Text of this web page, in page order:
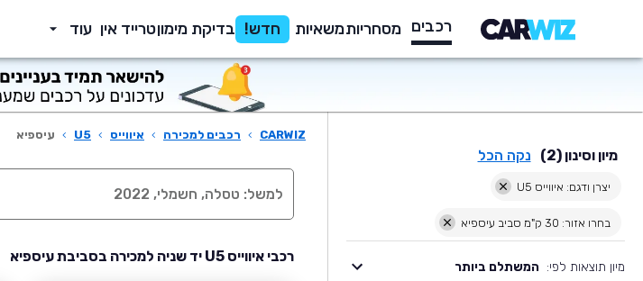
רכבים מסחריותמשאיות חדש! בדיקת מימוןטרייד אין עוד
מיון וסינון (2) נקה הכל
יצרן ודגם: איווייס U5
בחרו אזור: 30 ק"מ סביב עיספיא
מיון תוצאות לפי: המשתלם ביותר
CARWIZ
› רכבים למכירה › איווייס ›
U5
› עיספיא
רכבי איווייס U5 יד שניה למכירה בסביבת עיספיא